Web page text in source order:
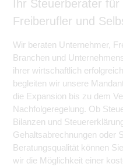
Ihr Steuerberater für
Freiberufler und
Wir beraten Unternehmer,
Branchen und
ihrer wirtschaftlich
begleiten wir unsere
die Expansion bis zu dem
Nachfolgeregelung. Ob
Bilanzen und
Gehaltsabrechnungen oder
Beratungsqualität können
wir die Möglichkeit einer